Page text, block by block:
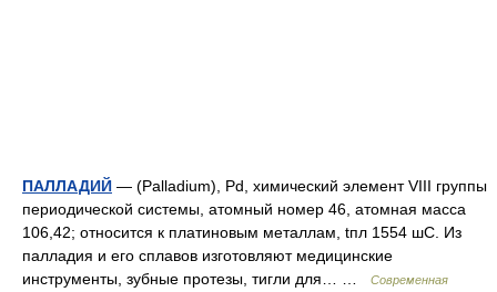
ПАЛЛАДИЙ — (Palladium), Pd, химический элемент VIII группы
периодической системы, атомный номер 46, атомная масса
106,42; относится к платиновым металлам, tпл 1554 шC. Из
палладия и его сплавов изготовляют медицинские
инструменты, зубные протезы, тигли для… …
Современная